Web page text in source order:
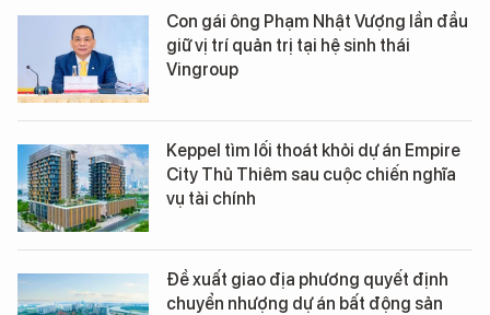
Con gái ông Phạm Nhật Vượng lần đầu
giữ vị trí quản trị tại hệ sinh thái
Vingroup
Keppel tìm lối thoát khỏi dự án Empire
City Thủ Thiêm sau cuộc chiến nghĩa
vụ tài chính
Đề xuất giao địa phương quyết định
chuyển nhượng dự án bất động sản